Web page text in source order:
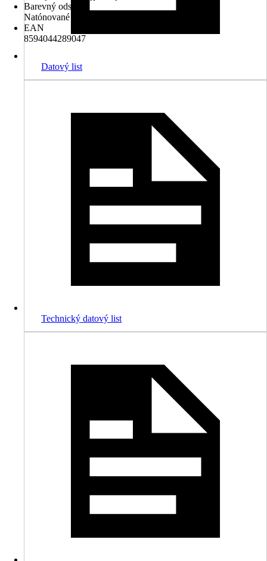
Barevný odstín
Natónované v centru míchání barev
EAN
8594044289047
Datový list
Technický datový list